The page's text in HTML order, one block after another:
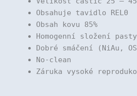
Obsahuje tavidlo REL0
Obsah kovu 85%
Homogenní složení pasty
Dobré smáčení (NiAu,
No-clean
Záruka vysoké